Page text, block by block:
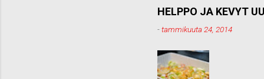
HELPPO JA KEVYT
-tammikuuta 24, 2014